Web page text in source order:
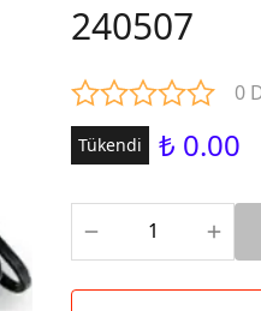
240507
0
Tükendi ₺ 0.00